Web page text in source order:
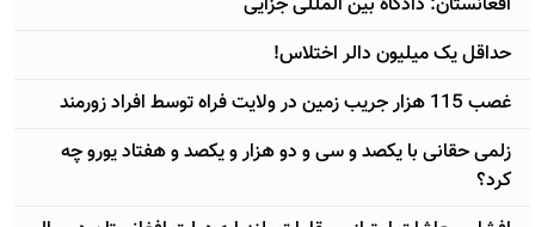
حداقل يک ميليون دالر اختلاس!
غصب 115 هزار جريب زمين در ولايت فراه توسط افراد زورمند
زلمی حقانی با يکصد و سی و دو هزار و يکصد و هفتاد يورو چه
کرد؟